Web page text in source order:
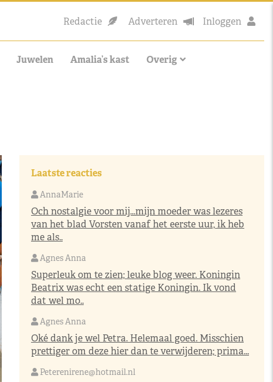
Redactie Adverteren Inloggen
Juwelen Amalia’s kast Overig
Laatste reacties
AnnaMarie
Och nostalgie voor mij…mijn moeder was lezeres
van het blad Vorsten vanaf het eerste uur, ik heb
me als..
Agnes Anna
Superleuk om te zien; leuke blog weer. Koningin
Beatrix was echt een statige Koningin. Ik vond
dat wel mo..
Agnes Anna
Oké dank je wel Petra. Helemaal goed. Misschien
prettiger om deze hier dan te verwijderen; prima...
Peterenirene@hotmail.nl